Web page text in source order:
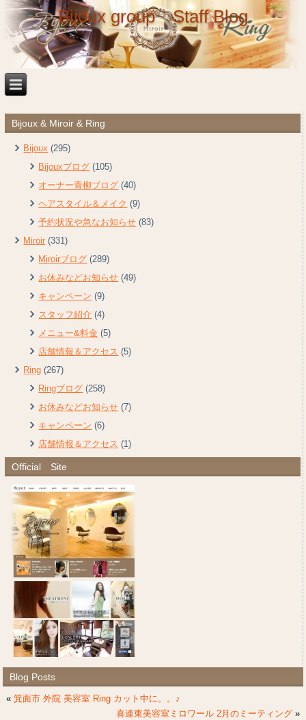
Bijoux group Staff Blog
Bijoux & Miroir & Ring
Bijoux (295)
Bijouxブログ (105)
オーナー青柳ブログ (40)
ヘアスタイル＆メイク (9)
予約状況や急なお知らせ (83)
Miroir (331)
Miroirブログ (289)
お休みなどお知らせ (49)
キャンペーン (9)
スタッフ紹介 (4)
メニュー&料金 (5)
店舗情報＆アクセス (5)
Ring (267)
Ringブログ (258)
お休みなどお知らせ (7)
キャンペーン (6)
店舗情報＆アクセス (1)
Official Site
Blog Posts
«箕面市 外院 美容室 Ring カット中に。。♪
喜連東美容室ミロワール 2月のミーティング»